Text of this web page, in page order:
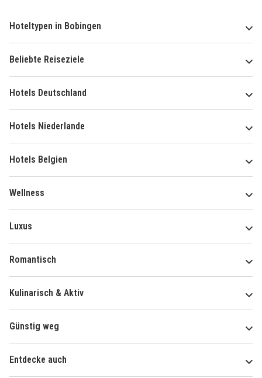
Hoteltypen in Bobingen
Beliebte Reiseziele
Hotels Deutschland
Hotels Niederlande
Hotels Belgien
Wellness
Luxus
Romantisch
Kulinarisch & Aktiv
Günstig weg
Entdecke auch